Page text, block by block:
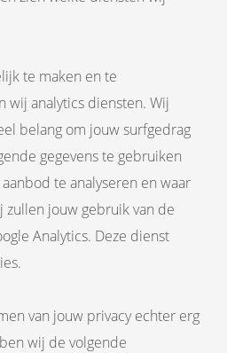
te maken en te
wij analytics diensten. Wij
belang om jouw surfgedrag
gegevens te gebruiken
te analyseren en waar
jouw gebruik van de
Analytics. Deze dienst
van jouw privacy echter erg
wij de volgende